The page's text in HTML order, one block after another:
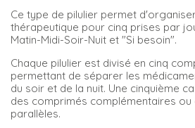
Ce type de pilulier permet
thérapeutique pour cinq prises par
Matin-Midi-Soir-Nuit et "Si besoin".
Chaque pilulier est divisé en cinq
permettant de séparer les
du soir et de la nuit. Une cinquième
des comprimés complémentaires
parallèles.